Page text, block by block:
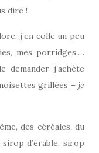
dire !
j’en colle un peu
mes porridges,…
demander j’achète
grillées – je
des céréales, du
d’érable, sirop